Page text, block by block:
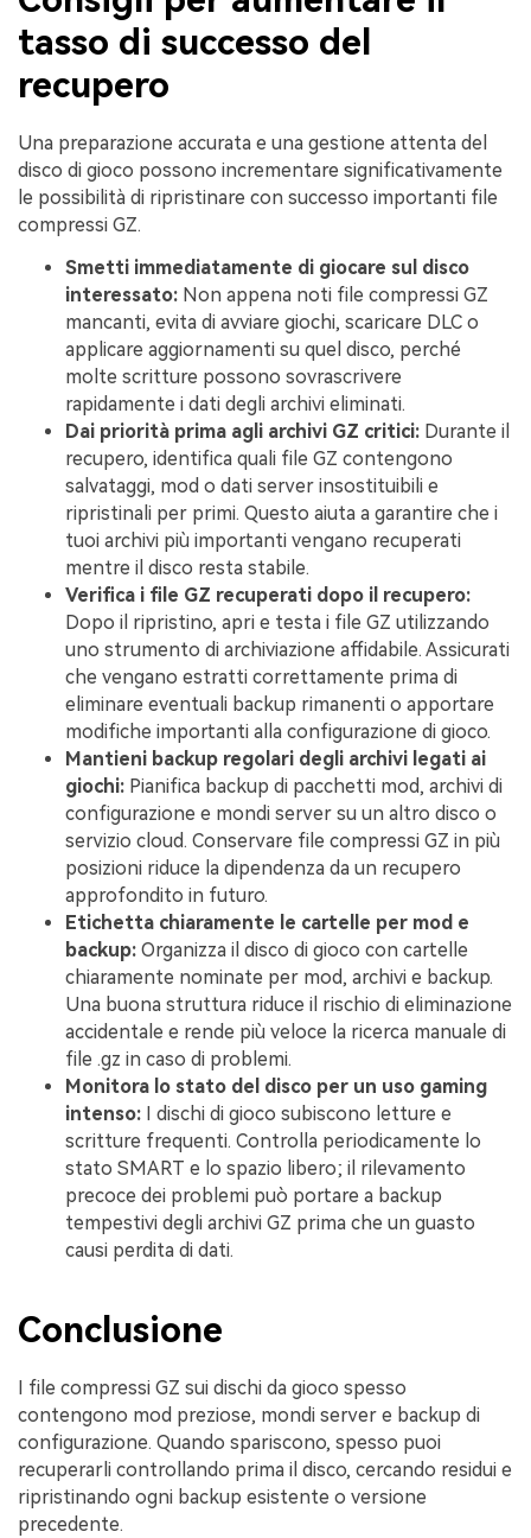
tasso di successo del
recupero
Una preparazione accurata e una gestione attenta del
disco di gioco possono incrementare significativamente
le possibilità di ripristinare con successo importanti file
compressi GZ.
Smetti immediatamente di giocare sul disco
interessato: Non appena noti file compressi GZ
mancanti, evita di avviare giochi, scaricare DLC o
applicare aggiornamenti su quel disco, perché
molte scritture possono sovrascrivere
rapidamente i dati degli archivi eliminati.
Dai priorità prima agli archivi GZ critici: Durante il
recupero, identifica quali file GZ contengono
salvataggi, mod o dati server insostituibili e
ripristinali per primi. Questo aiuta a garantire che i
tuoi archivi più importanti vengano recuperati
mentre il disco resta stabile.
Verifica i file GZ recuperati dopo il recupero:
Dopo il ripristino, apri e testa i file GZ utilizzando
uno strumento di archiviazione affidabile. Assicurati
che vengano estratti correttamente prima di
eliminare eventuali backup rimanenti o apportare
modifiche importanti alla configurazione di gioco.
Mantieni backup regolari degli archivi legati ai
giochi: Pianifica backup di pacchetti mod, archivi di
configurazione e mondi server su un altro disco o
servizio cloud. Conservare file compressi GZ in più
posizioni riduce la dipendenza da un recupero
approfondito in futuro.
Etichetta chiaramente le cartelle per mod e
backup: Organizza il disco di gioco con cartelle
chiaramente nominate per mod, archivi e backup.
Una buona struttura riduce il rischio di eliminazione
accidentale e rende più veloce la ricerca manuale di
file .gz in caso di problemi.
Monitora lo stato del disco per un uso gaming
intenso: I dischi di gioco subiscono letture e
scritture frequenti. Controlla periodicamente lo
stato SMART e lo spazio libero; il rilevamento
precoce dei problemi può portare a backup
tempestivi degli archivi GZ prima che un guasto
causi perdita di dati.
Conclusione
I file compressi GZ sui dischi da gioco spesso
contengono mod preziose, mondi server e backup di
configurazione. Quando spariscono, spesso puoi
recuperarli controllando prima il disco, cercando residui e
ripristinando ogni backup esistente o versione
precedente.